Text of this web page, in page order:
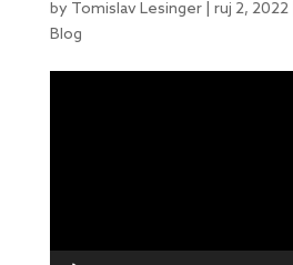
by Tomislav Lesinger| ruj 2, 2022|
Blog